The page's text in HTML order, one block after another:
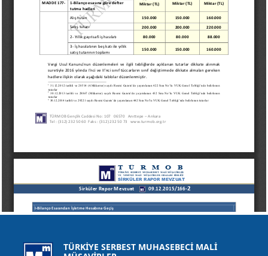
TÜRKİYE SERBEST MUHASEBECİ MALİ